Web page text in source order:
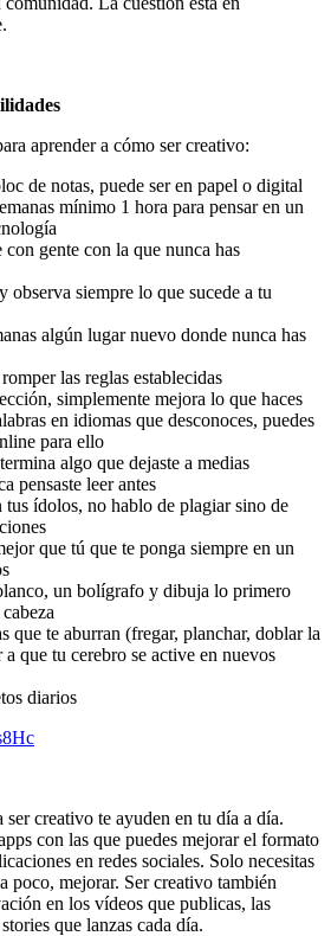
aprender a cómo ser creativo:
de notas, puede ser en papel o digital
mínimo 1 hora para pensar en un
gente con la que nunca has
observa siempre lo que sucede a tu
algún lugar nuevo donde nunca has
las reglas establecidas
simplemente mejora lo que haces
en idiomas que desconoces, puedes
para ello
algo que dejaste a medias
pensaste leer antes
tus ídolos, no hablo de plagiar sino de
que tú que te ponga siempre en un
un bolígrafo y dibuja lo primero
que te aburran (fregar, planchar, doblar la
que tu cerebro se active en nuevos
diarios
ser creativo te ayuden en tu día a día.
con las que puedes mejorar el formato
en redes sociales. Solo necesitas
poco, mejorar. Ser creativo también
en los vídeos que publicas, las
que lanzas cada día.